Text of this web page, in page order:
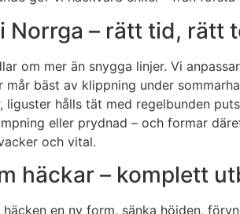
Norrga – rätt tid, rätt
om mer än snygga linjer. Vi
mår bäst av klippning under
liguster hålls tät med regelbunden
eller prydnad – och formar
och vital.
häckar – komplett
en ny form, sänka höjden,